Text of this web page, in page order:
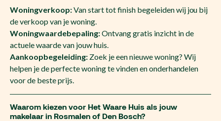
Woningverkoop:Van start tot finish begeleiden wij jou bij
de verkoop van je woning.
Woningwaardebepaling:Ontvang gratis inzicht in de
actuele waarde van jouw huis.
Aankoopbegeleiding:Zoek je een nieuwe woning? Wij
helpen je de perfecte woning te vinden en onderhandelen
voor de beste prijs.
Waarom kiezen voor Het Waare Huis als jouw
makelaar in Rosmalen of Den Bosch?